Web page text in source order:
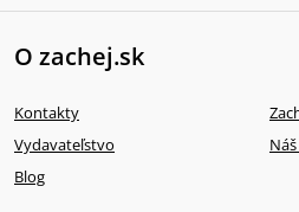
O zachej.sk
Kontakty
Vydavateľstvo
Blog